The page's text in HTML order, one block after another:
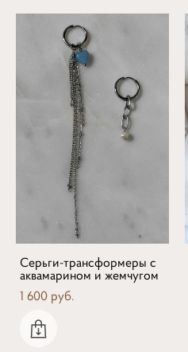
Серьги-трансформеры с
аквамарином и жемчугом
1 600 pуб.